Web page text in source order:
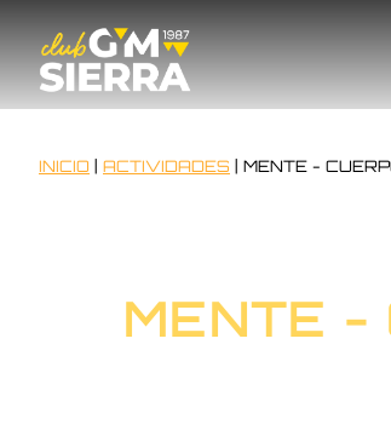
INICIO ACTIVIDADES MENTE -
MENTE -